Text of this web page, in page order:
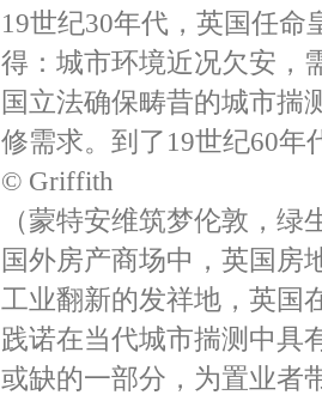
19世纪30年代，英国任
得：城市环境近况欠安，
国立法确保畴昔的城市揣
修需求。到了19世纪60年
© Griffith
（蒙特安维筑梦伦敦，绿
国外房产商场中，英国房
工业翻新的发祥地，英国
践诺在当代城市揣测中具
或缺的一部分，为置业者